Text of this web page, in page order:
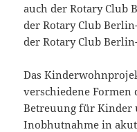
auch der Rotary Club
der Rotary Club
der Rotary Club
Das
verschiedene
Betreuung für Kinder
Inobhutnahme in